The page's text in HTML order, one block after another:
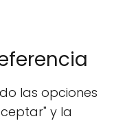
las opciones
y la